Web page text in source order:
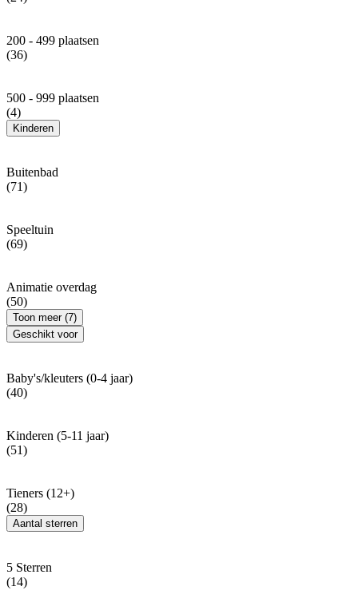
200 - 499 plaatsen
(36)
500 - 999 plaatsen
(4)
Kinderen
Buitenbad
(71)
Speeltuin
(69)
Animatie overdag
(50)
Toon meer (7)
Geschikt voor
Baby's/kleuters (0-4 jaar)
(40)
Kinderen (5-11 jaar)
(51)
Tieners (12+)
(28)
Aantal sterren
5 Sterren
(14)